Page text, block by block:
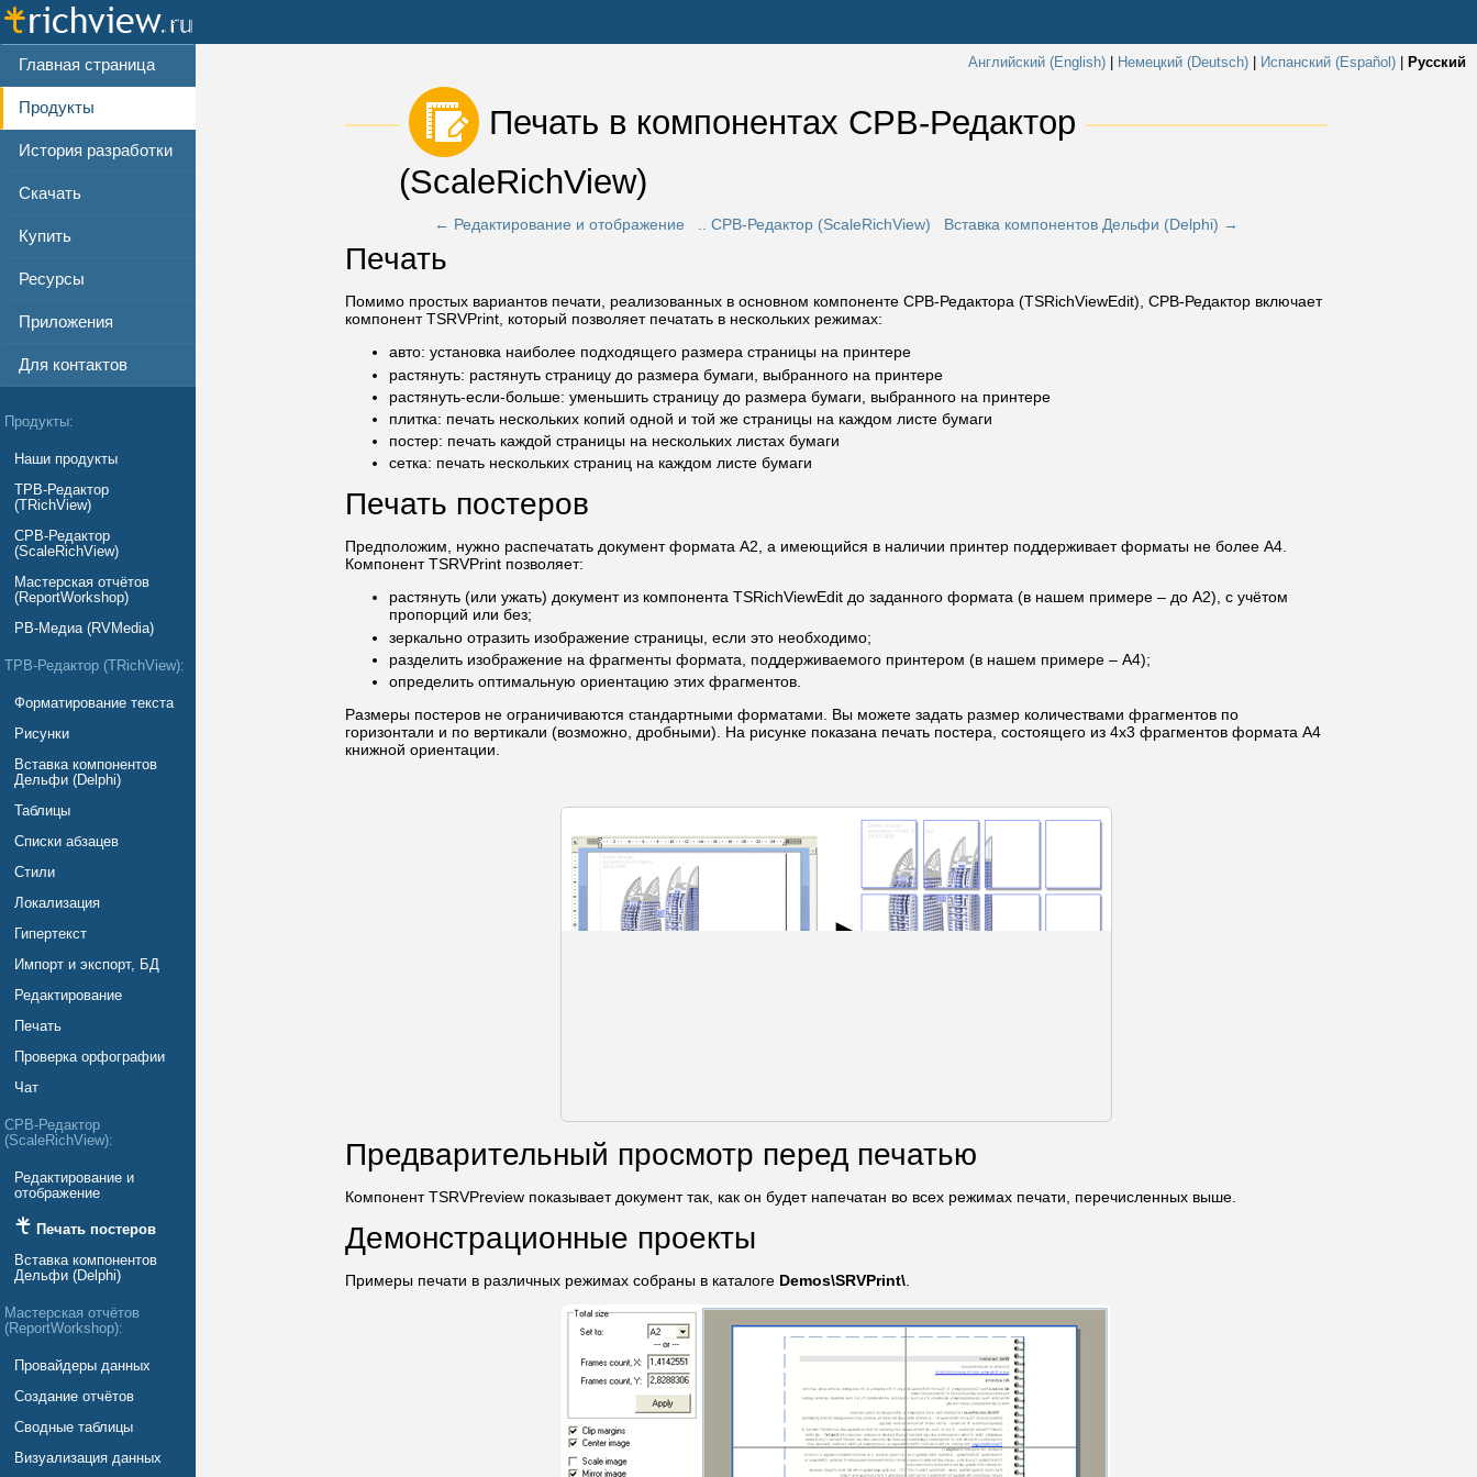
Главная страница
Продукты
История разработки
Скачать
Купить
Ресурсы
Приложения
Для контактов
Продукты:
Наши продукты
ТРВ-Редактор
(TRichView)
СРВ-Редактор
(ScaleRichView)
Мастерская отчётов
(ReportWorkshop)
РВ-Медиа (RVMedia)
ТРВ-Редактор (TRichView):
Форматирование текста
Рисунки
Вставка компонентов
Дельфи (Delphi)
Таблицы
Списки абзацев
Стили
Локализация
Гипертекст
Импорт и экспорт, БД
Редактирование
Печать
Проверка орфографии
Чат
СРВ-Редактор
(ScaleRichView):
Редактирование и
отображение
Печать постеров
Вставка компонентов
Дельфи (Delphi)
Мастерская отчётов
(ReportWorkshop):
Провайдеры данных
Создание отчётов
Сводные таблицы
Визуализация данных
Английский (English) Немецкий (Deutsch) Испанский (Español) Русский
Печать в компонентах СРВ-Редактор
(ScaleRichView)
← Редактирование и отображение .. СРВ-Редактор (ScaleRichView) Вставка компонентов Дельфи (Delphi) →
Печать
Помимо простых вариантов печати, реализованных в основном компоненте СРВ-Редактора (TSRichViewEdit), СРВ-Редактор включает
компонент TSRVPrint, который позволяет печатать в нескольких режимах:
авто: установка наиболее подходящего размера страницы на принтере
растянуть: растянуть страницу до размера бумаги, выбранного на принтере
растянуть-если-больше: уменьшить страницу до размера бумаги, выбранного на принтере
плитка: печать нескольких копий одной и той же страницы на каждом листе бумаги
постер: печать каждой страницы на нескольких листах бумаги
сетка: печать нескольких страниц на каждом листе бумаги
Печать постеров
Предположим, нужно распечатать документ формата A2, а имеющийся в наличии принтер поддерживает форматы не более A4.
Компонент TSRVPrint позволяет:
растянуть (или ужать) документ из компонента TSRichViewEdit до заданного формата (в нашем примере – до A2), с учётом
пропорций или без;
зеркально отразить изображение страницы, если это необходимо;
разделить изображение на фрагменты формата, поддерживаемого принтером (в нашем примере – A4);
определить оптимальную ориентацию этих фрагментов.
Размеры постеров не ограничиваются стандартными форматами. Вы можете задать размер количествами фрагментов по
горизонтали и по вертикали (возможно, дробными). На рисунке показана печать постера, состоящего из 4x3 фрагментов формата A4
книжной ориентации.
Предварительный просмотр перед печатью
Компонент TSRVPreview показывает документ так, как он будет напечатан во всех режимах печати, перечисленных выше.
Демонстрационные проекты
Примеры печати в различных режимах собраны в каталоге Demos\SRVPrint\